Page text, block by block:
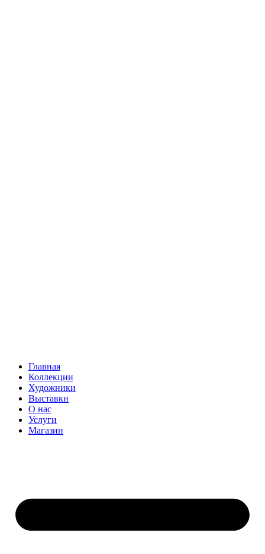
Главная
Коллекции
Художники
Выставки
О нас
Услуги
Магазин